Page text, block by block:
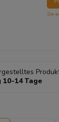
Sie
14 Tage